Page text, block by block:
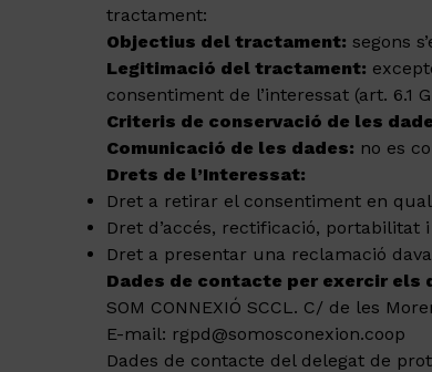
tractament:
Objectius del tractament: segons
Legitimació del tractament:
consentiment de l’interessat (art. 6.1
Criteris de conservació de les
Comunicació de les dades: no es
Drets de l’Interessat:
Dret a retirar el consentiment en
Dret d’accés, rectificació,
Dret a presentar una reclamació
Dades de contacte per exercir els
SOM CONNEXIÓ SCCL. C/ de les
E-mail: rgpd@somosconexion.coop
Dades de contacte del delegat de